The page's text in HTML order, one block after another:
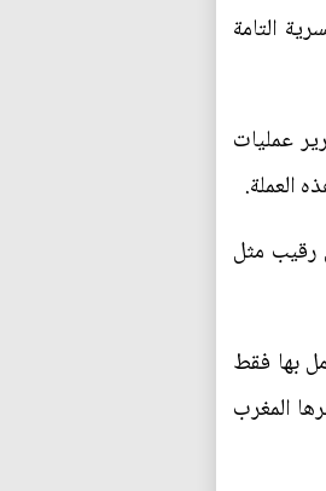
التامة
عمليات
العملة.
رقيب مثل
بها فقط
المغرب